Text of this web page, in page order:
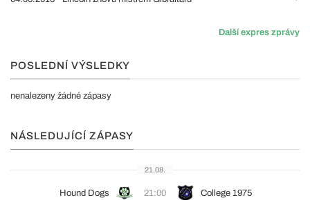
Další expres zprávy
POSLEDNÍ VÝSLEDKY
nenalezeny žádné zápasy
NÁSLEDUJÍCÍ ZÁPASY
21.08.
Hound Dogs 21:00 College 1975